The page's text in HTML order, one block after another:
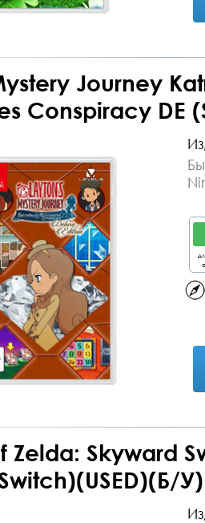
Journey
Conspiracy DE
Zelda: Skyward
У)